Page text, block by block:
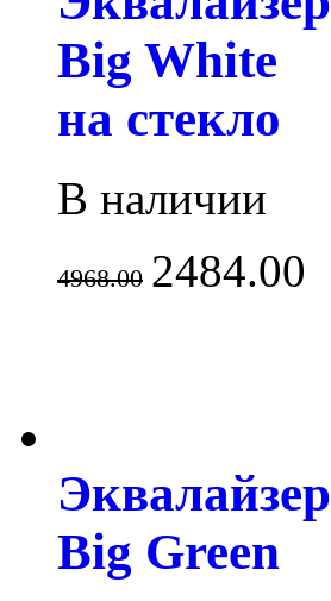
Big White
на стекло
В наличии
4968.00 2484.00
Эквалайзер
Big Green